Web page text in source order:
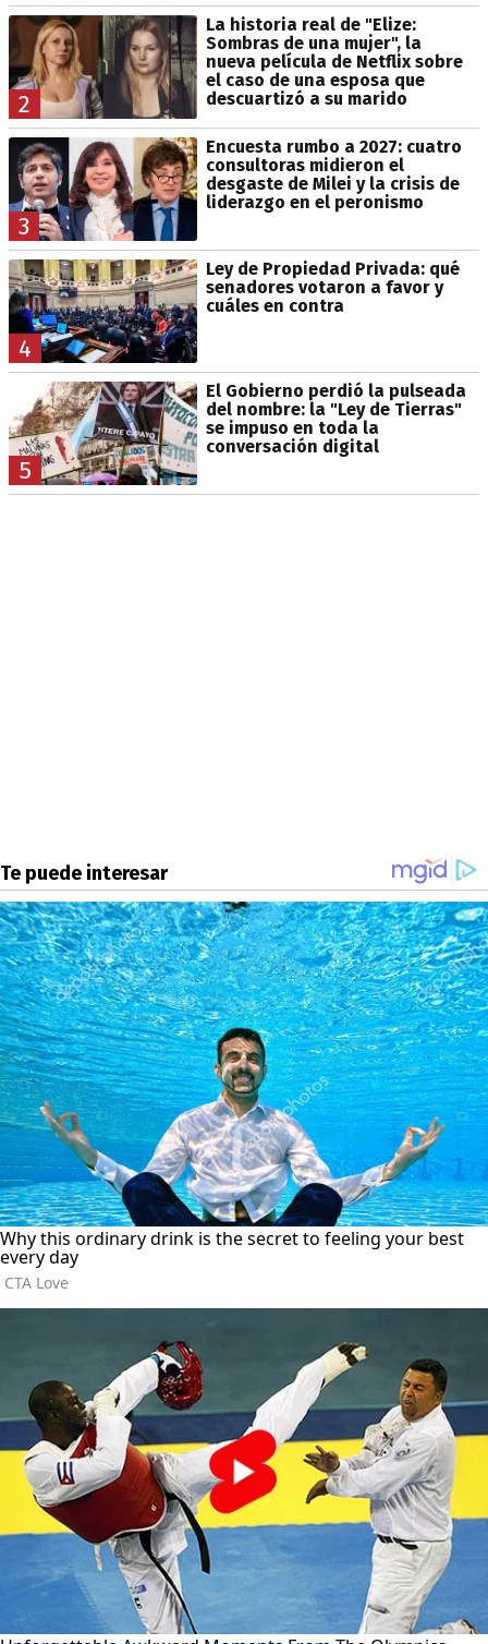
2
La historia real de "Elize:
Sombras de una mujer", la
nueva película de Netflix sobre
el caso de una esposa que
descuartizó a su marido
3
Encuesta rumbo a 2027: cuatro
consultoras midieron el
desgaste de Milei y la crisis de
liderazgo en el peronismo
4
Ley de Propiedad Privada: qué
senadores votaron a favor y
cuáles en contra
5
El Gobierno perdió la pulseada
del nombre: la "Ley de Tierras"
se impuso en toda la
conversación digital